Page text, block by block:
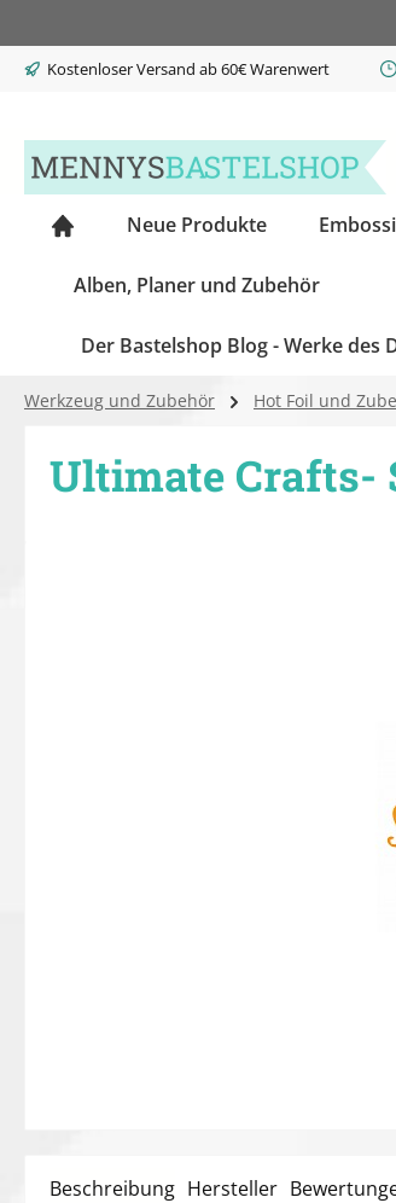
Kostenloser Versand ab 60€ Warenwert
Neue Produkte
Alben, Planer und Zubehör
Der Bastelshop Blog - Werke des
Werkzeug und Zubehör Hot Foil und
Ultimate Crafts-
Beschreibung Hersteller